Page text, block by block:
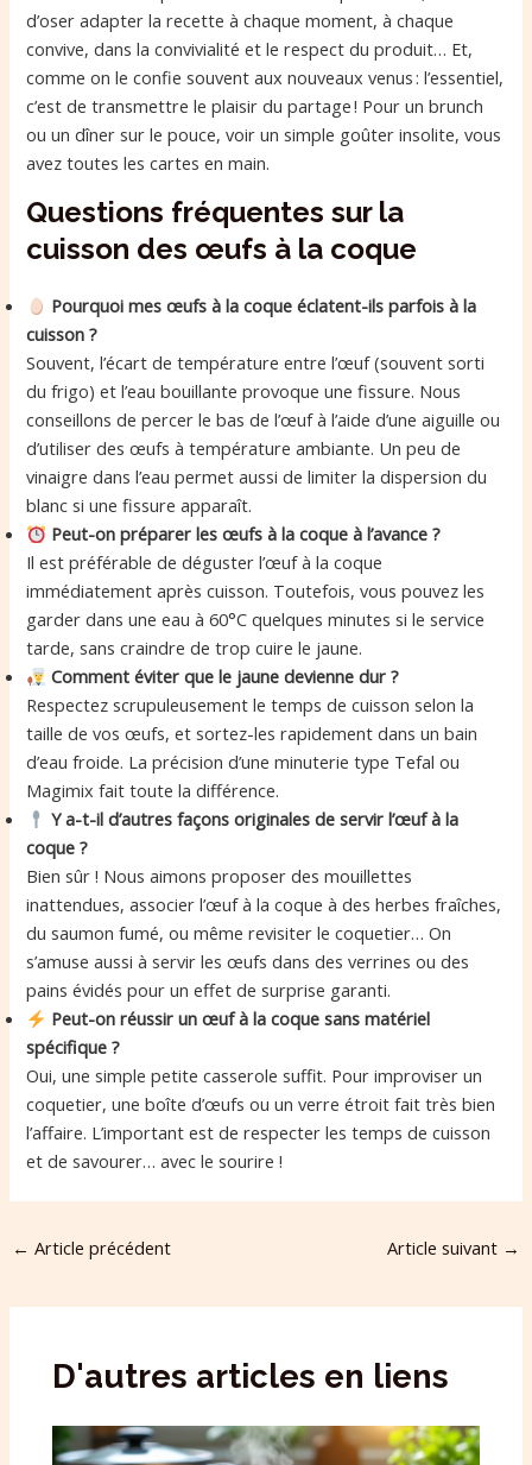
d’oser adapter la recette à chaque moment, à chaque
convive, dans la convivialité et le respect du produit… Et,
comme on le confie souvent aux nouveaux venus : l’essentiel,
c’est de transmettre le plaisir du partage ! Pour un brunch
ou un dîner sur le pouce, voir un simple goûter insolite, vous
avez toutes les cartes en main.
Questions fréquentes sur la
cuisson des œufs à la coque
Pourquoi mes œufs à la coque éclatent-ils parfois à la
cuisson ?
Souvent, l’écart de température entre l’œuf (souvent sorti
du frigo) et l’eau bouillante provoque une fissure. Nous
conseillons de percer le bas de l’œuf à l’aide d’une aiguille ou
d’utiliser des œufs à température ambiante. Un peu de
vinaigre dans l’eau permet aussi de limiter la dispersion du
blanc si une fissure apparaît.
Peut-on préparer les œufs à la coque à l’avance ?
Il est préférable de déguster l’œuf à la coque
immédiatement après cuisson. Toutefois, vous pouvez les
garder dans une eau à 60°C quelques minutes si le service
tarde, sans craindre de trop cuire le jaune.
Comment éviter que le jaune devienne dur ?
Respectez scrupuleusement le temps de cuisson selon la
taille de vos œufs, et sortez-les rapidement dans un bain
d’eau froide. La précision d’une minuterie type Tefal ou
Magimix fait toute la différence.
Y a-t-il d’autres façons originales de servir l’œuf à la
coque ?
Bien sûr ! Nous aimons proposer des mouillettes
inattendues, associer l’œuf à la coque à des herbes fraîches,
du saumon fumé, ou même revisiter le coquetier… On
s’amuse aussi à servir les œufs dans des verrines ou des
pains évidés pour un effet de surprise garanti.
Peut-on réussir un œuf à la coque sans matériel
spécifique ?
Oui, une simple petite casserole suffit. Pour improviser un
coquetier, une boîte d’œufs ou un verre étroit fait très bien
l’affaire. L’important est de respecter les temps de cuisson
et de savourer… avec le sourire !
← Article précédent Article suivant →
D'autres articles en liens